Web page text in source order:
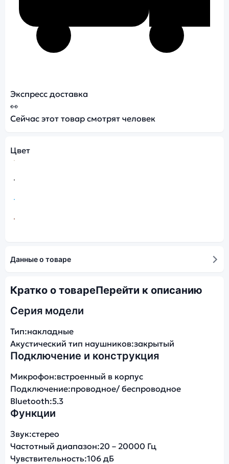
Экспресс доставка
👀
Сейчас этот товар смотрят человек
Цвет
Данные о товаре
Кратко о товареПерейти к описанию
Серия модели
Тип:накладные
Акустический тип наушников:закрытый
Подключение и конструкция
Микрофон:встроенный в корпус
Подключение:проводное/ беспроводное
Bluetooth:5.3
Функции
Звук:стерео
Частотный диапазон:20 – 20000 Гц
Чувствительность:106 дБ